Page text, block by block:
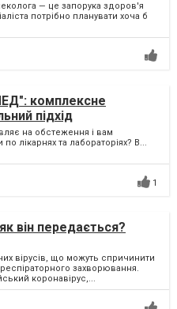
— це запорука здоров'я
потрібно планувати хоча б
комплексне
підхід
на обстеження і вам
лікарнях та лабораторіях? В...
1
він передається?
вірусів, що можуть спричинити
захворювання.
коронавірус,...